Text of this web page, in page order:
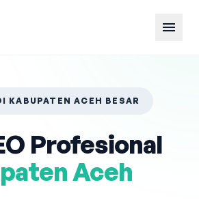
menu
KABUPATEN ACEH BESAR
Profesional
Aceh